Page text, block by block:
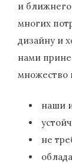
и ближнего
многих
дизайну и
нами
множество
наши
не